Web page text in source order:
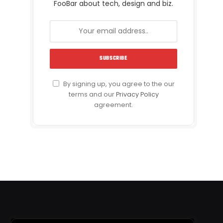
FooBar about tech, design and biz.
By signing up, you agree to the our
terms and ourPrivacy Policy
agreement.